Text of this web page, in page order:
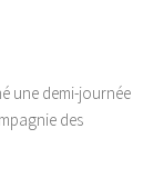
une demi-journée
des